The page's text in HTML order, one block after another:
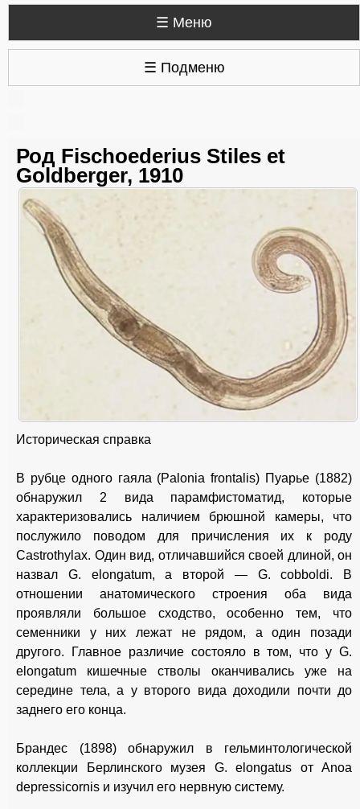
☰ Меню
☰ Подменю
Род Fischoederius Stiles et
Goldberger, 1910
Историческая справка
В рубце одного гаяла (Palonia frontalis) Пуарье (1882)
обнаружил 2 вида парамфистоматид, которые
характеризовались наличием брюшной камеры, что
послужило поводом для причисления их к роду
Castrothylax. Один вид, отличавшийся своей длиной, он
назвал G. elongatum, а второй — G. cobboldi. В
отношении анатомического строения оба вида
проявляли большое сходство, особенно тем, что
семенники у них лежат не рядом, а один позади
другого. Главное различие состояло в том, что у G.
elongatum кишечные стволы оканчивались уже на
середине тела, а у второго вида доходили почти до
заднего его конца.
Брандес (1898) обнаружил в гельминтологической
коллекции Берлинского музея G. elongatus от Anoa
depressicornis и изучил его нервную систему.